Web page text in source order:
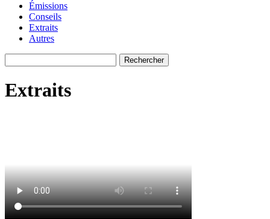
Émissions
Conseils
Extraits
Autres
Extraits